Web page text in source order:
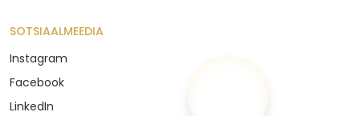
SOTSIAALMEEDIA
Instagram
Facebook
LinkedIn